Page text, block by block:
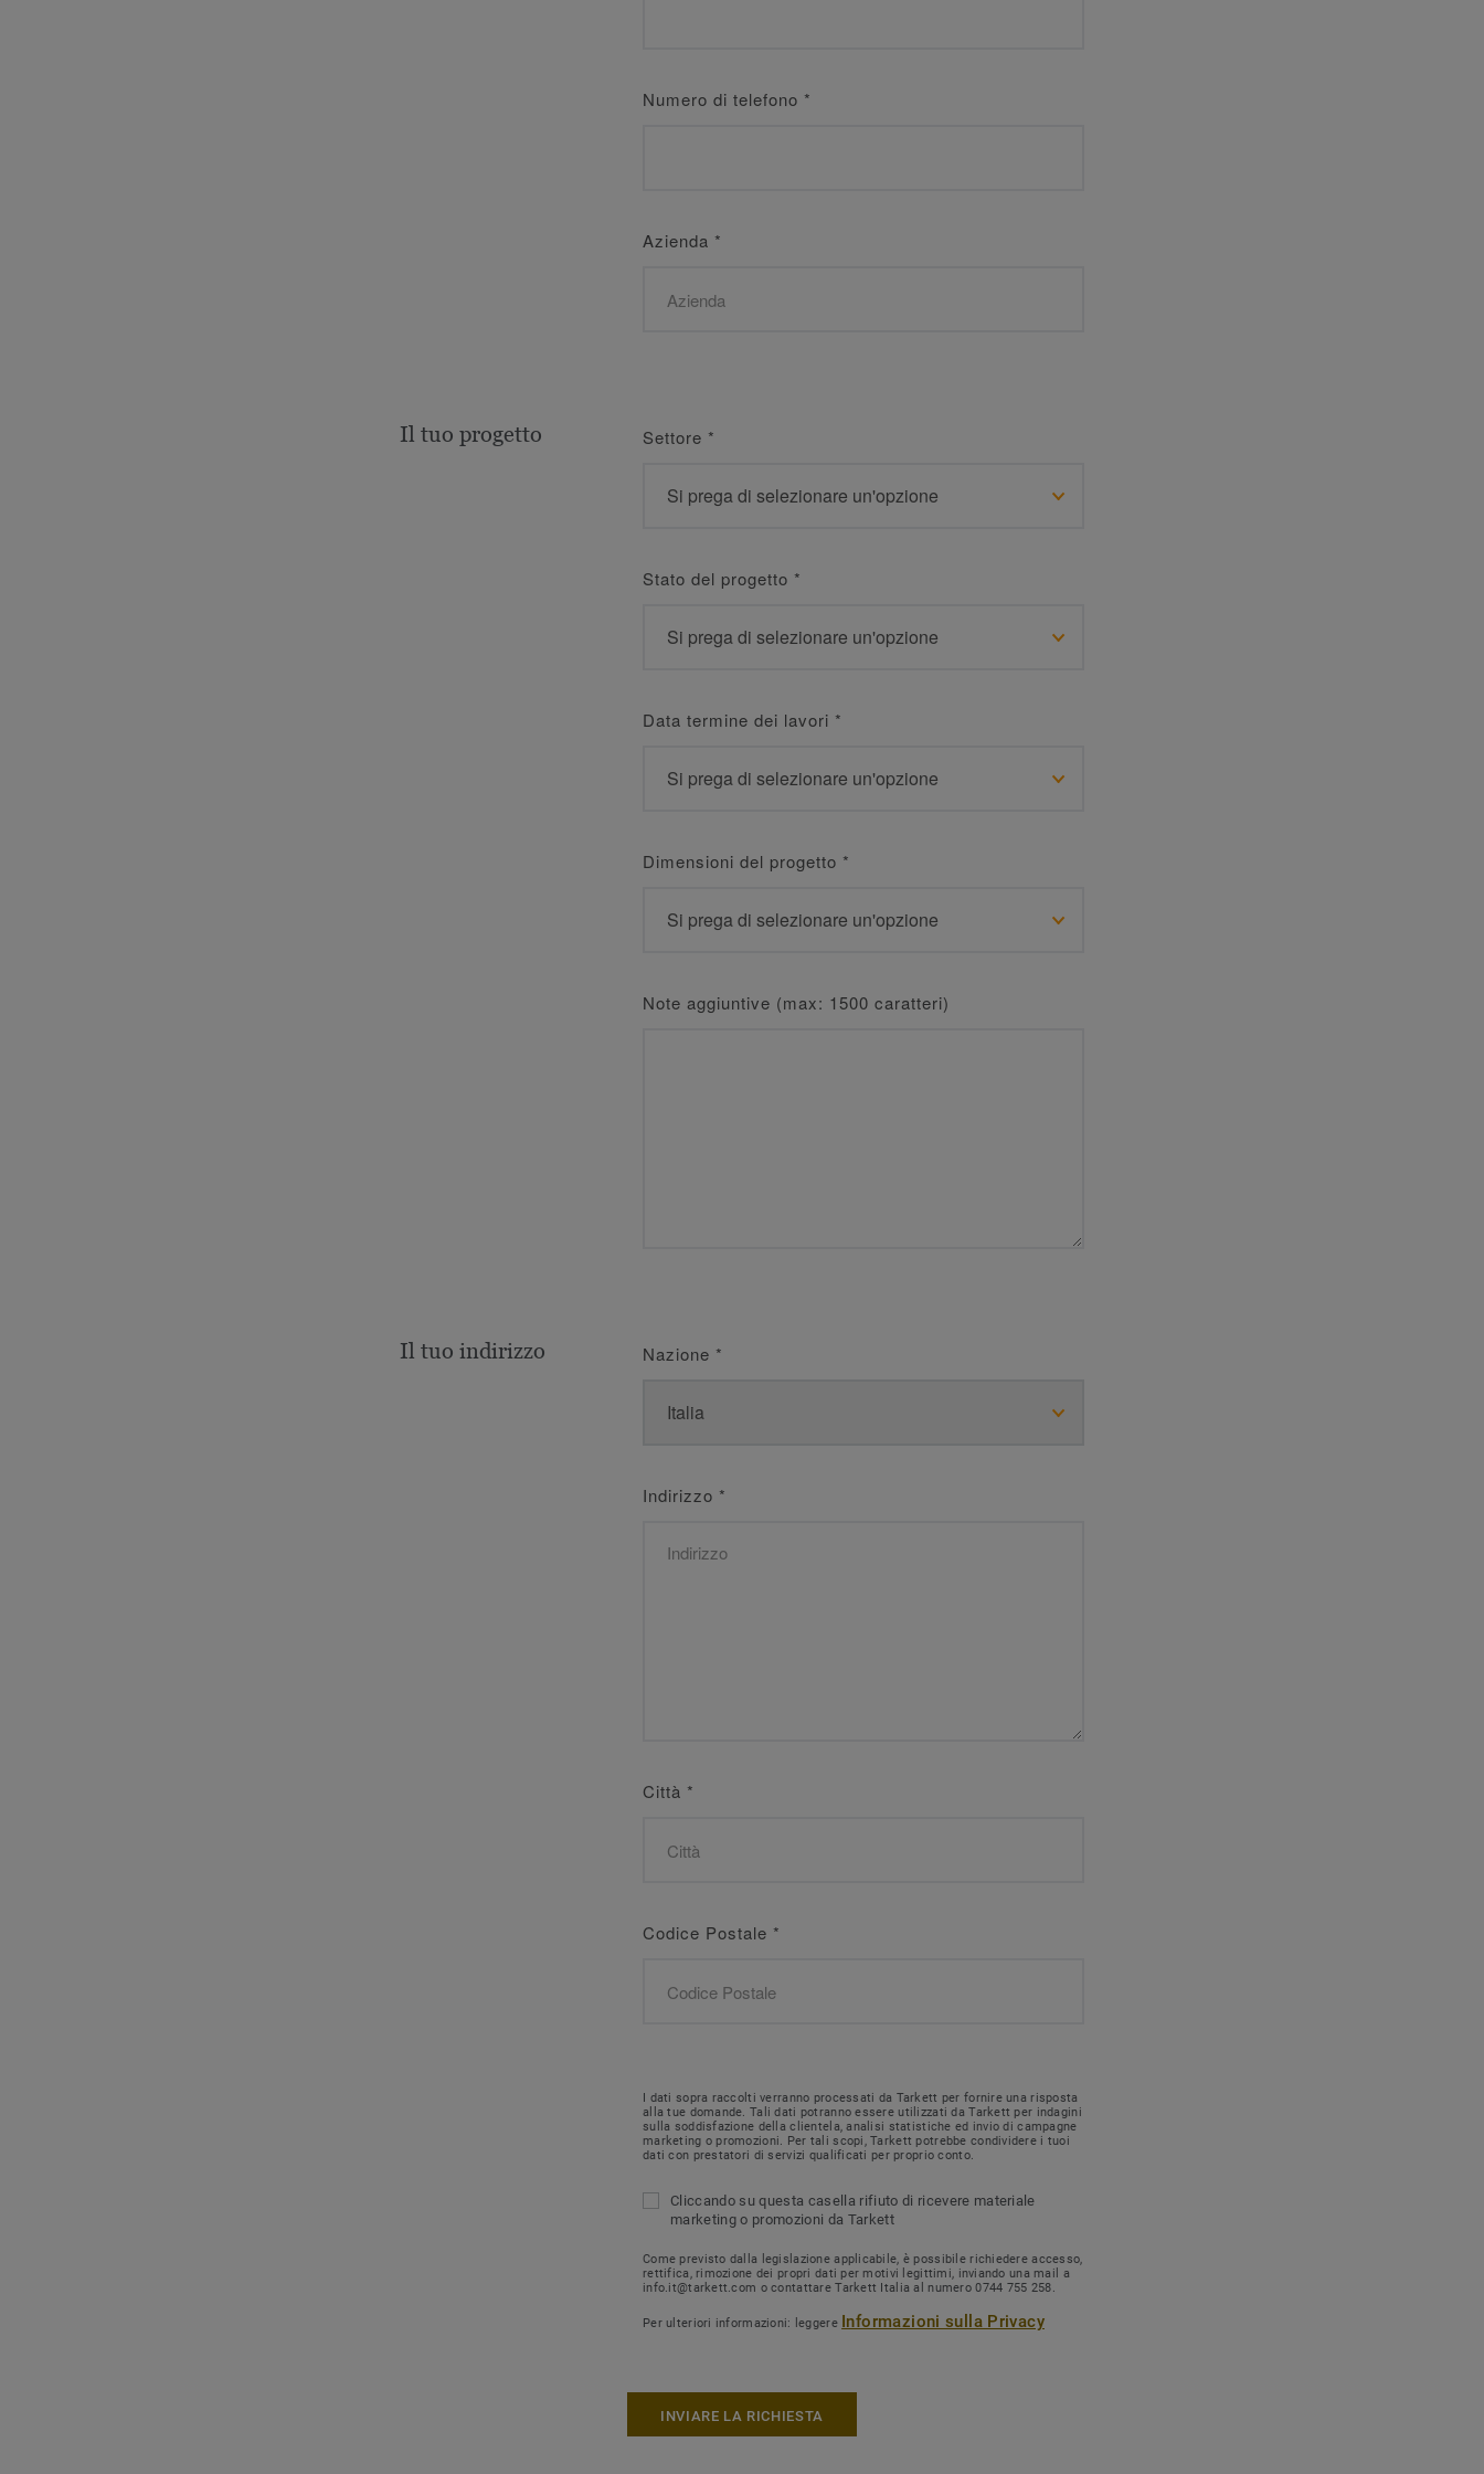
Numero di telefono *
Azienda *
Il tuo progetto Settore *
Stato del progetto *
Data termine dei lavori *
Dimensioni del progetto *
Note aggiuntive (max: 1500 caratteri)
Il tuo indirizzo Nazione *
Indirizzo *
Città *
Codice Postale *
I dati sopra raccolti verranno processati da Tarkett per fornire una risposta
alla tue domande. Tali dati potranno essere utilizzati da Tarkett per indagini
sulla soddisfazione della clientela, analisi statistiche ed invio di campagne
marketing o promozioni. Per tali scopi, Tarkett potrebbe condividere i tuoi
dati con prestatori di servizi qualificati per proprio conto.
Cliccando su questa casella rifiuto di ricevere materiale
marketing o promozioni da Tarkett
Come previsto dalla legislazione applicabile, è possibile richiedere accesso,
rettifica, rimozione dei propri dati per motivi legittimi, inviando una mail a
info.it@tarkett.com o contattare Tarkett Italia al numero 0744 755 258.
Per ulteriori informazioni: leggere Informazioni sulla Privacy
INVIARE LA RICHIESTA